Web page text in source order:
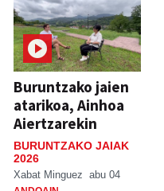
Buruntzako jaien
atarikoa, Ainhoa
Aiertzarekin
BURUNTZAKO JAIAK
2026
Xabat Minguez abu 04